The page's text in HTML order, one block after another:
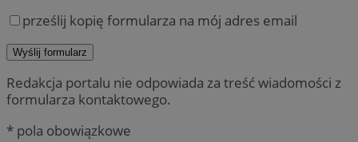
prześlij kopię formularza na mój adres email
Redakcja portalu nie odpowiada za treść wiadomości z
formularza kontaktowego.
* pola obowiązkowe